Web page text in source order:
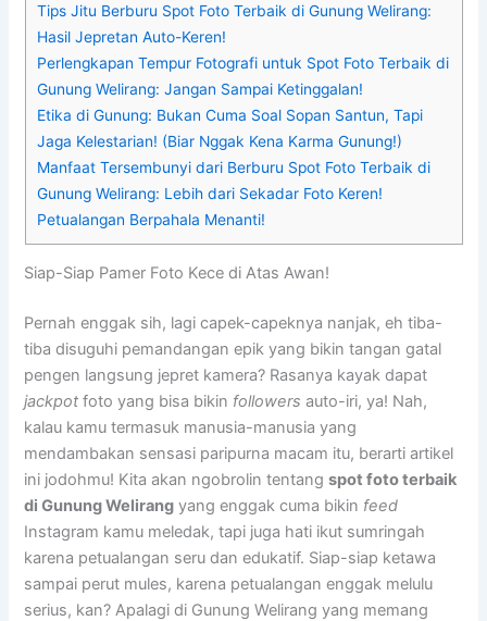
Tips Jitu Berburu Spot Foto Terbaik di Gunung Welirang:
Hasil Jepretan Auto-Keren!
Perlengkapan Tempur Fotografi untuk Spot Foto Terbaik di
Gunung Welirang: Jangan Sampai Ketinggalan!
Etika di Gunung: Bukan Cuma Soal Sopan Santun, Tapi
Jaga Kelestarian! (Biar Nggak Kena Karma Gunung!)
Manfaat Tersembunyi dari Berburu Spot Foto Terbaik di
Gunung Welirang: Lebih dari Sekadar Foto Keren!
Petualangan Berpahala Menanti!
Siap-Siap Pamer Foto Kece di Atas Awan!
Pernah enggak sih, lagi capek-capeknya nanjak, eh tiba-
tiba disuguhi pemandangan epik yang bikin tangan gatal
pengen langsung jepret kamera? Rasanya kayak dapat
jackpot foto yang bisa bikin followers auto-iri, ya! Nah,
kalau kamu termasuk manusia-manusia yang
mendambakan sensasi paripurna macam itu, berarti artikel
ini jodohmu! Kita akan ngobrolin tentangspot foto terbaik
di Gunung Welirang yang enggak cuma bikin feed
Instagram kamu meledak, tapi juga hati ikut sumringah
karena petualangan seru dan edukatif. Siap-siap ketawa
sampai perut mules, karena petualangan enggak melulu
serius, kan? Apalagi di Gunung Welirang yang memang